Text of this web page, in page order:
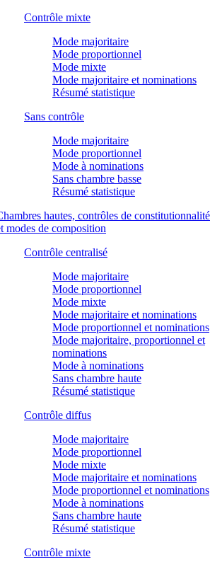
Contrôle mixte
Mode majoritaire
Mode proportionnel
Mode mixte
Mode majoritaire et nominations
Résumé statistique
Sans contrôle
Mode majoritaire
Mode proportionnel
Mode à nominations
Sans chambre basse
Résumé statistique
hautes, contrôles de constitutionnalité
modes de composition
Contrôle centralisé
Mode majoritaire
Mode proportionnel
Mode mixte
Mode majoritaire et nominations
Mode proportionnel et nominations
Mode majoritaire, proportionnel et
nominations
Mode à nominations
Sans chambre haute
Résumé statistique
Contrôle diffus
Mode majoritaire
Mode proportionnel
Mode mixte
Mode majoritaire et nominations
Mode proportionnel et nominations
Mode à nominations
Sans chambre haute
Résumé statistique
Contrôle mixte